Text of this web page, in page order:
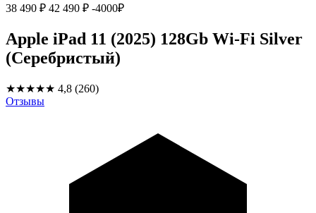
38 490 ₽ 42 490 ₽ -4000₽
Apple iPad 11 (2025) 128Gb Wi-Fi Silver
(Серебристый)
★★★★★ 4,8 (260)
Отзывы